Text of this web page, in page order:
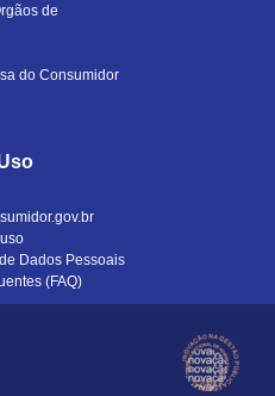
de
do Consumidor
Dados Pessoais
(FAQ)